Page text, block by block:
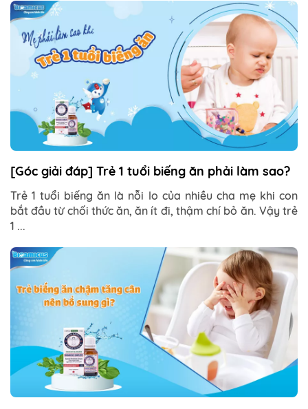
[Góc giải đáp] Trẻ 1 tuổi biếng ăn phải làm sao?
Trẻ 1 tuổi biếng ăn là nỗi lo của nhiều cha mẹ khi con
bắt đầu từ chối thức ăn, ăn ít đi, thậm chí bỏ ăn. Vậy trẻ
1 ...